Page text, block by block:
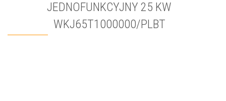
JEDNOFUNKCYJNY 25 KW
WKJ65T1000000/PLBT